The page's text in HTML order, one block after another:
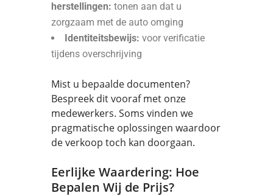
herstellingen: tonen aan dat u
zorgzaam met de auto omging
Identiteitsbewijs: voor verificatie
tijdens overschrijving
Mist u bepaalde documenten?
Bespreek dit vooraf met onze
medewerkers. Soms vinden we
pragmatische oplossingen waardoor
de verkoop toch kan doorgaan.
Eerlijke Waardering: Hoe
Bepalen Wij de Prijs?